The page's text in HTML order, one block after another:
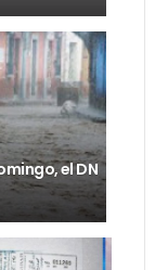
el DN